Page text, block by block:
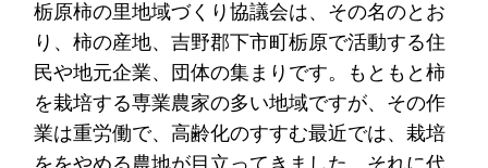
栃原柿の里地域づくり協議会は、その名のとお
り、柿の産地、吉野郡下市町栃原で活動する住
民や地元企業、団体の集まりです。もともと柿
を栽培する専業農家の多い地域ですが、その作
業は重労働で、高齢化のすすむ最近では、栽培